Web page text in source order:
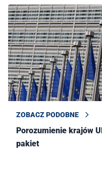
ZOBACZ PODOBNE
Porozumienie krajów
pakiet